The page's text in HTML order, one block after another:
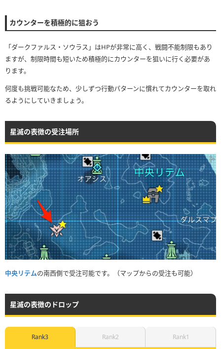
カウンターを積極的に狙おう
「ダークファルス・ソウラス」はHPが非常に高く、戦闘不能制限もあり
ますが、制限時間も短いため積極的にカウンターを狙いに行く必要があ
ります。
何度も挑戦可能なため、少しずつ行動パターンに慣れてカウンターを取れ
るようにしていきましょう。
星滅の表徴の受注場所
中央リテムの南西側で受注可能です。（マップからの受注も可能）
星滅の表徴のドロップ
Rank3 Rank2 Rank1